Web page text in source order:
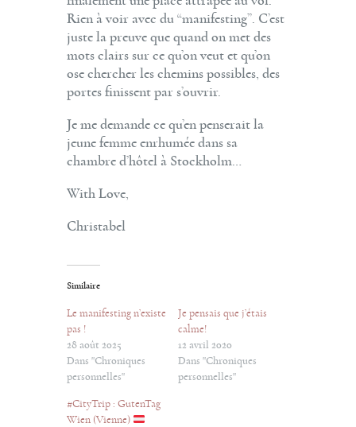
Rien à voir avec du “manifesting”. C’est
juste la preuve que quand on met des
mots clairs sur ce qu’on veut et qu’on
ose chercher les chemins possibles, des
portes finissent par s’ouvrir.
Je me demande ce qu’en penserait la
jeune femme enrhumée dans sa
chambre d’hôtel à Stockholm…
With Love,
Christabel
Similaire
Le manifesting n’existe
pas !
28 août 2025
Dans "Chroniques
personnelles"
Je pensais que j’étais
calme!
12 avril 2020
Dans "Chroniques
personnelles"
#CityTrip : GutenTag
Wien (Vienne)